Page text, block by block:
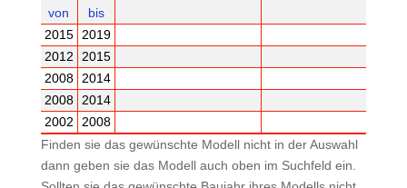
von
bis
2015
2019
2012
2015
2008
2014
2008
2014
2002
2008
Finden sie das gewünschte Modell nicht in der Auswahl
dann geben sie das Modell auch oben im Suchfeld ein.